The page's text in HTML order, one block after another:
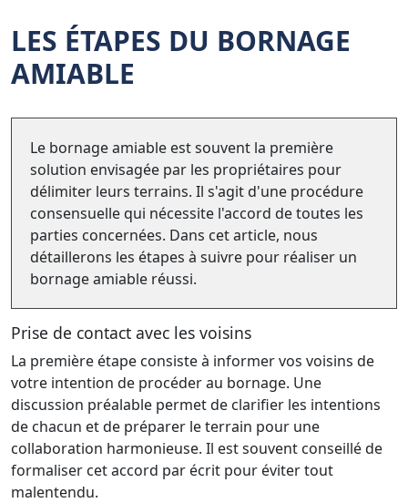
LES ÉTAPES DU BORNAGE
AMIABLE
Le bornage amiable est souvent la première
solution envisagée par les propriétaires pour
délimiter leurs terrains. Il s'agit d'une procédure
consensuelle qui nécessite l'accord de toutes les
parties concernées. Dans cet article, nous
détaillerons les étapes à suivre pour réaliser un
bornage amiable réussi.
Prise de contact avec les voisins
La première étape consiste à informer vos voisins de
votre intention de procéder au bornage. Une
discussion préalable permet de clarifier les intentions
de chacun et de préparer le terrain pour une
collaboration harmonieuse. Il est souvent conseillé de
formaliser cet accord par écrit pour éviter tout
malentendu.